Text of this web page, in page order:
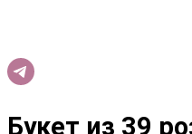
Букет из 39